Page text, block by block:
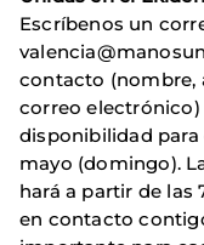
Escríbenos un
contacto (nombre,
correo
disponibilidad para
mayo (domingo).
hará a partir de las
en contacto